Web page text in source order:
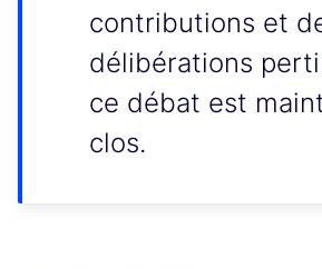
contributions et
délibérations
ce débat est
clos.